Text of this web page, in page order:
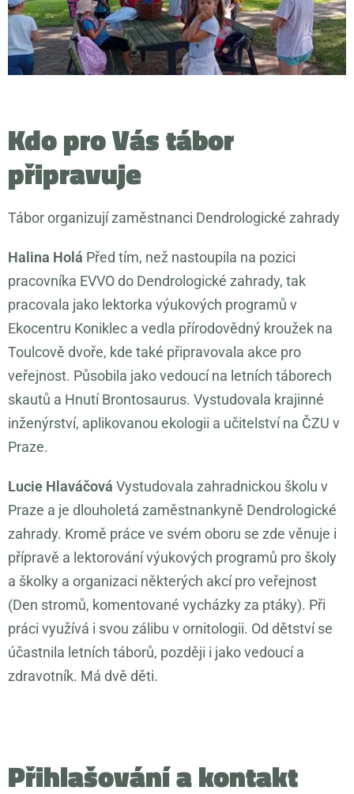
Kdo pro Vás tábor
připravuje
Tábor organizují zaměstnanci Dendrologické zahrady
Halina Holá Před tím, než nastoupila na pozici
pracovníka EVVO do Dendrologické zahrady, tak
pracovala jako lektorka výukových programů v
Ekocentru Koniklec a vedla přírodovědný kroužek na
Toulcově dvoře, kde také připravovala akce pro
veřejnost. Působila jako vedoucí na letních táborech
skautů a Hnutí Brontosaurus. Vystudovala krajinné
inženýrství, aplikovanou ekologii a učitelství na ČZU v
Praze.
Lucie Hlaváčová Vystudovala zahradnickou školu v
Praze a je dlouholetá zaměstnankyně Dendrologické
zahrady. Kromě práce ve svém oboru se zde věnuje i
přípravě a lektorování výukových programů pro školy
a školky a organizaci některých akcí pro veřejnost
(Den stromů, komentované vycházky za ptáky). Při
práci využívá i svou zálibu v ornitologii. Od dětství se
účastnila letních táborů, později i jako vedoucí a
zdravotník. Má dvě děti.
Přihlašování a kontakt